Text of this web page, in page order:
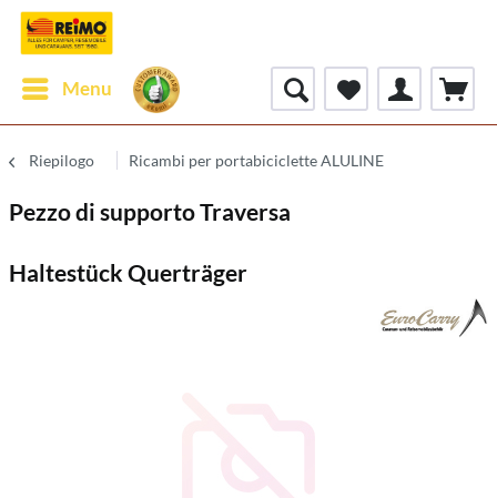
Menu
Riepilogo Ricambi per portabiciclette ALULINE
Pezzo di supporto Traversa
Haltestück Querträger